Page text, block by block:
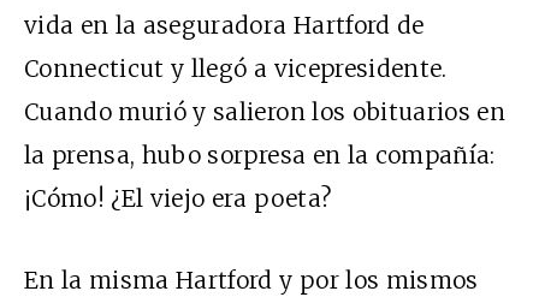
vida en la aseguradora Hartford de
Connecticut y llegó a vicepresidente.
Cuando murió y salieron los obituarios en
la prensa, hubo sorpresa en la compañía:
¡Cómo! ¿El viejo era poeta?
En la misma Hartford y por los mismos